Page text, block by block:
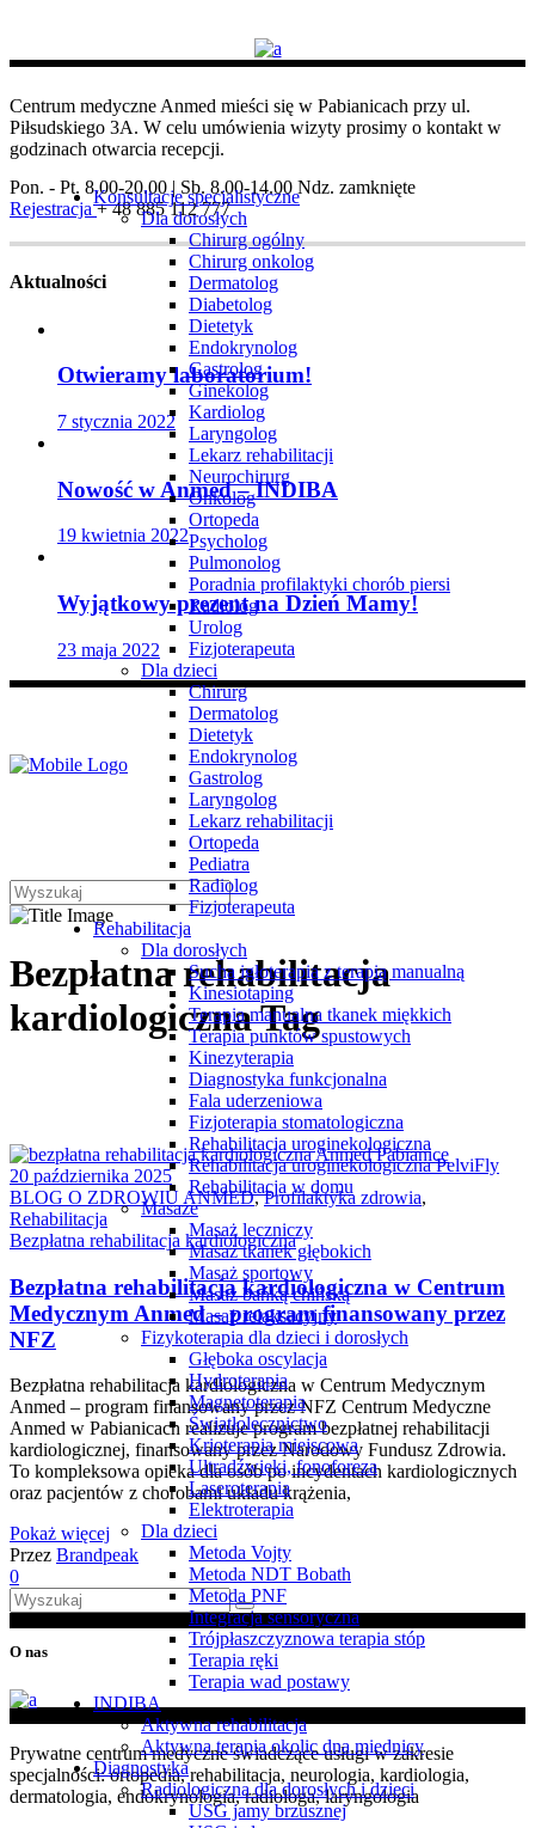
Centrum medyczne Anmed mieści się w Pabianicach przy ul.
Piłsudskiego 3A. W celu umówienia wizyty prosimy o kontakt w
godzinach otwarcia recepcji.
Pon. - Pt. 8.00-20.00 | Sb. 8.00-14.00 Ndz. zamknięte
Rejestracja + 48 885 112 777
Aktualności
Otwieramy laboratorium!
7 stycznia 2022
Nowość w Anmed – INDIBA
19 kwietnia 2022
Wyjątkowy prezent na Dzień Mamy!
23 maja 2022
Konsultacje specjalistyczne
Dla dorosłych
Chirurg ogólny
Chirurg onkolog
Dermatolog
Diabetolog
Dietetyk
Endokrynolog
Gastrolog
Ginekolog
Kardiolog
Laryngolog
Lekarz rehabilitacji
Neurochirurg
Onkolog
Ortopeda
Psycholog
Pulmonolog
Poradnia profilaktyki chorób piersi
Radiolog
Urolog
Fizjoterapeuta
Dla dzieci
Chirurg
Dermatolog
Dietetyk
Endokrynolog
Gastrolog
Laryngolog
Lekarz rehabilitacji
Ortopeda
Pediatra
Radiolog
Fizjoterapeuta
Rehabilitacja
Dla dorosłych
Sucha igłoterapia z terapią manualną
Kinesiotaping
Terapia manualna tkanek miękkich
Terapia punktów spustowych
Kinezyterapia
Diagnostyka funkcjonalna
Fala uderzeniowa
Fizjoterapia stomatologiczna
Rehabilitacja uroginekologiczna
Rehabilitacja uroginekologiczna PelviFly
Rehabilitacja w domu
Masaże
Masaż leczniczy
Masaż tkanek głębokich
Masaż sportowy
Masaż bańką chińską
Masaż relaksacyjny
Fizykoterapia dla dzieci i dorosłych
Głęboka oscylacja
Hydroterapia
Magnetoterapia
Światłolecznictwo
Krioterapia miejscowa
Ultradźwięki, fonoforeza
Laseroterapia
Elektroterapia
Dla dzieci
Metoda Vojty
Metoda NDT Bobath
Metoda PNF
Integracja sensoryczna
Trójpłaszczyznowa terapia stóp
Terapia ręki
Terapia wad postawy
INDIBA
Aktywna rehabilitacja
Aktywna terapia okolic dna miednicy
Diagnostyka
Radiologiczna dla dorosłych i dzieci
USG jamy brzusznej
Bezpłatna rehabilitacja
kardiologiczna Tag
20 października 2025
BLOG O ZDROWIU ANMED,Profilaktyka zdrowia,
Rehabilitacja
Bezpłatna rehabilitacja kardiologiczna
Bezpłatna rehabilitacja kardiologiczna w Centrum
Medycznym Anmed – program finansowany przez
NFZ
Bezpłatna rehabilitacja kardiologiczna w Centrum Medycznym
Anmed – program finansowany przez NFZ Centrum Medyczne
Anmed w Pabianicach realizuje program bezpłatnej rehabilitacji
kardiologicznej, finansowany przez Narodowy Fundusz Zdrowia.
To kompleksowa opieka dla osób po incydentach kardiologicznych
oraz pacjentów z chorobami układu krążenia,
Pokaż więcej
Przez Brandpeak
0
Wyszukaj
po:
O nas
Prywatne centrum medyczne świadczące usługi w zakresie
specjalności: ortopedia, rehabilitacja, neurologia, kardiologia,
dermatologia, endokrynologia, radiologa, laryngologia